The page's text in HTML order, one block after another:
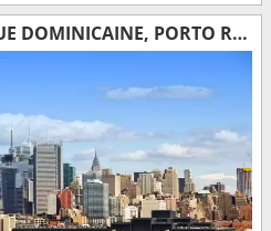
ÉTATS-UNIS, RÉPUBLIQUE DOMINICAINE, PORTO RICO, GUADELOUPE, SAINT-MARTIN, SAINT-THOMAS, TORTOLA